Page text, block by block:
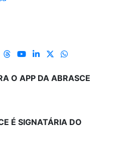
O APP DA ABRASCE
É SIGNATÁRIA DO